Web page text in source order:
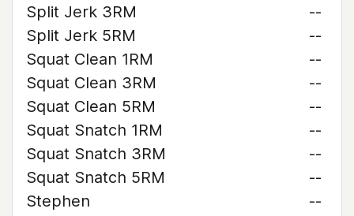
Split Jerk 3RM
--
Split Jerk 5RM
--
Squat Clean 1RM
--
Squat Clean 3RM
--
Squat Clean 5RM
--
Squat Snatch 1RM
--
Squat Snatch 3RM
--
Squat Snatch 5RM
--
Stephen
--